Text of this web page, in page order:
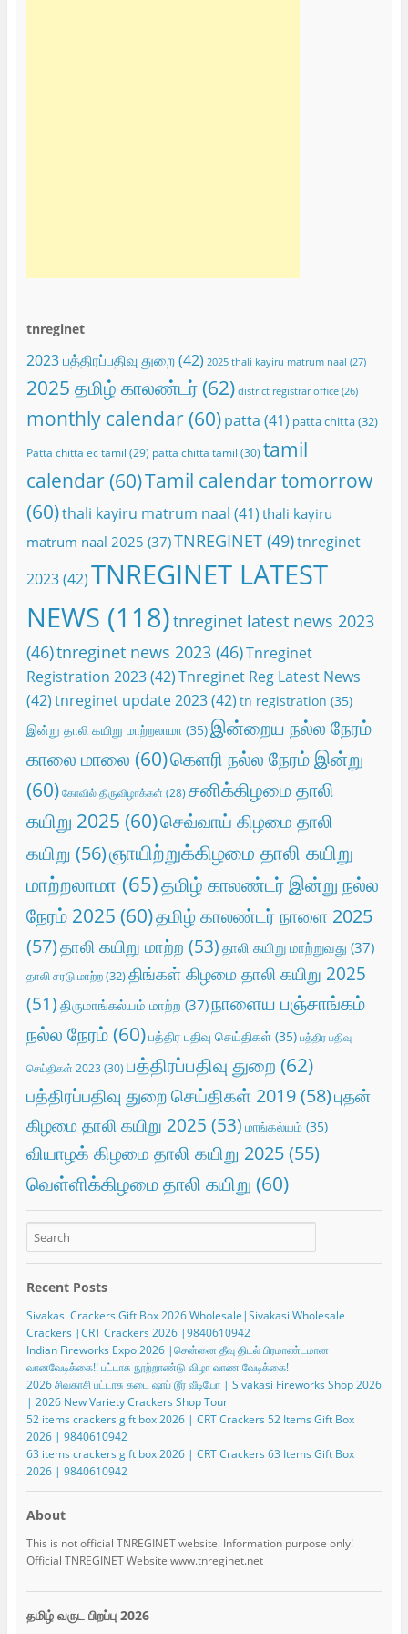
tnreginet
2023 பத்திரப்பதிவு துறை(42) 2025 thali kayiru matrum naal (27)
2025 தமிழ் காலண்டர்(62) district registrar office(26)
monthly calendar(60) patta (41) patta chitta(32)
Patta chitta ec tamil (29) patta chitta tamil (30) tamil
calendar(60)Tamil calendar tomorrow
(60)thali kayiru matrum naal (41) thali kayiru
matrum naal 2025 (37)TNREGINET(49)tnreginet
2023(42)TNREGINET LATEST
NEWS (118)tnreginet latest news 2023
(46)tnreginet news 2023(46)Tnreginet
Registration 2023(42)Tnreginet Reg Latest News
(42)tnreginet update 2023(42) tn registration (35)
இன்று தாலி கயிறு மாற்றலாமா(35)இன்றைய நல்ல நேரம்
காலை மாலை (60)கெளரி நல்ல நேரம் இன்று
(60) கோவில் திருவிழாக்கள் (28) சனிக்கிழமை தாலி
கயிறு 2025 (60)செவ்வாய் கிழமை தாலி
கயிறு (56)ஞாயிற்றுக்கிழமை தாலி கயிறு
மாற்றலாமா (65)தமிழ் காலண்டர் இன்று நல்ல
நேரம் 2025 (60)தமிழ் காலண்டர் நாளை 2025
(57)தாலி கயிறு மாற்ற (53) தாலி கயிறு மாற்றுவது (37)
தாலி சரடு மாற்ற(32)திங்கள் கிழமை தாலி கயிறு 2025
(51) திருமாங்கல்யம் மாற்ற (37)நாளைய பஞ்சாங்கம்
நல்ல நேரம்(60)பத்திர பதிவு செய்திகள்(35) பத்திர பதிவு
செய்திகள் 2023 (30) பத்திரப்பதிவு துறை (62)
பத்திரப்பதிவு துறை செய்திகள் 2019(58)புதன்
கிழமை தாலி கயிறு 2025 (53) மாங்கல்யம்(35)
வியாழக் கிழமை தாலி கயிறு 2025(55)
வெள்ளிக்கிழமை தாலி கயிறு (60)
Recent Posts
Sivakasi Crackers Gift Box 2026 Wholesale|Sivakasi Wholesale
Crackers |CRT Crackers 2026 |9840610942
Indian Fireworks Expo 2026 |சென்னை தீவு திடல் பிரமாண்டமான
வானவேடிக்கை!! பட்டாசு நூற்றாண்டு விழா வாண வேடிக்கை!
2026 சிவகாசி பட்டாசு கடை ஷாப் டூர் வீடியோ | Sivakasi Fireworks Shop 2026
| 2026 New Variety Crackers Shop Tour
52 items crackers gift box 2026 | CRT Crackers 52 Items Gift Box
2026 | 9840610942
63 items crackers gift box 2026 | CRT Crackers 63 Items Gift Box
2026 | 9840610942
About
This is not official TNREGINET website. Information purpose only!
Official TNREGINET Website www.tnreginet.net
தமிழ் வருட பிறப்பு 2026